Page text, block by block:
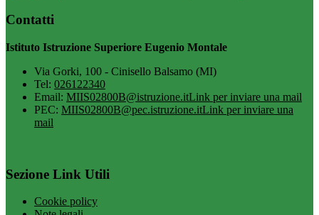
Contatti
Istituto Istruzione Superiore Eugenio Montale
Via Gorki, 100 - Cinisello Balsamo (MI)
Tel: 026122340
Email: MIIS02800B@istruzione.itLink per inviare una mail
PEC: MIIS02800B@pec.istruzione.itLink per inviare una
mail
Sezione Link Utili
Cookie policy